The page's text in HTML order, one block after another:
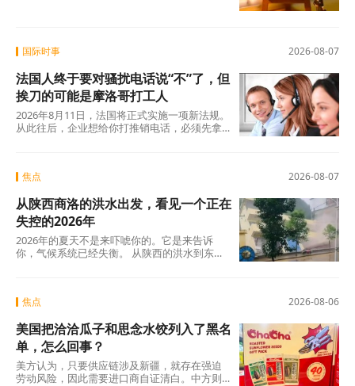
让他休五天假出去旅游，他宁可在家躺着。
2026-08-07
国际时事
法国人终于要对骚扰电话说“不”了，但
挨刀的可能是摩洛哥打工人
2026年8月11日，法国将正式实施一项新法规。
从此往后，企业想给你打推销电话，必须先拿
费者协会UFC-Que Choisir的调查更扎心：97%
的人说每天都会在手机上接到此类电话。可以
说，全法国几乎找不到一个没被骚扰电话烦过
的人。
2026-08-07
焦点
从陕西商洛的洪水出发，看见一个正在
失控的2026年
2026年的夏天不是来吓唬你的。它是来告诉
你，气候系统已经失衡。 从陕西的洪水到东北
2026-08-06
焦点
美国把洽洽瓜子和思念水饺列入了黑名
单，怎么回事？
美方认为，只要供应链涉及新疆，就存在强迫
劳动风险，因此需要进口商自证清白。中方则